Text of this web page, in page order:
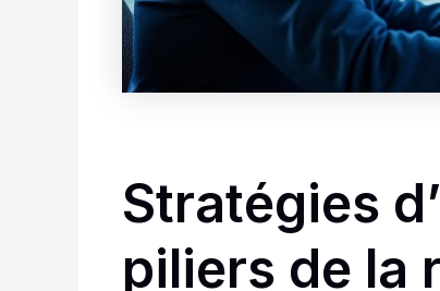
Stratégies
piliers de la